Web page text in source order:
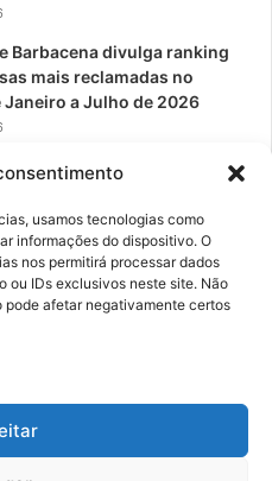
usamos tecnologias como
informações do dispositivo. O
nos permitirá processar dados
ou IDs exclusivos neste site. Não
afetar negativamente certos
Barbacena divulga ranking
mais reclamadas no
Janeiro a Julho de 2026
organizações de
| Desenvolvido por:
por:NP Publicidade
Nós